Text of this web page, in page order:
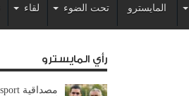
المايسترو تحت الضوء لقاء
رأي المايسترو